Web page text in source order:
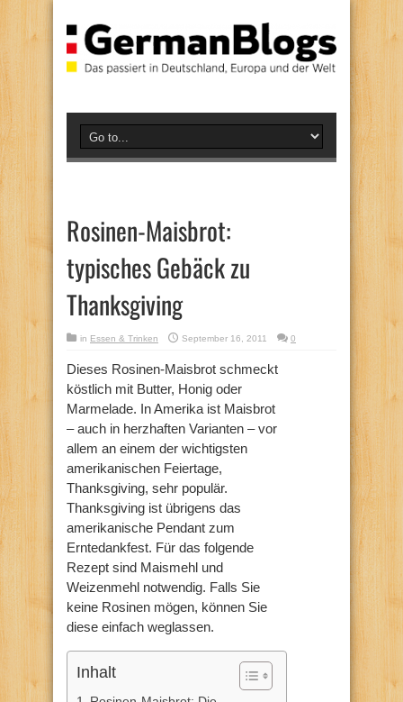
Rosinen-Maisbrot:
typisches Gebäck zu
Thanksgiving
in Essen & Trinken September 16, 2011 0
Dieses Rosinen-Maisbrot schmeckt
köstlich mit Butter, Honig oder
Marmelade. In Amerika ist Maisbrot
– auch in herzhaften Varianten – vor
allem an einem der wichtigsten
amerikanischen Feiertage,
Thanksgiving, sehr populär.
Thanksgiving ist übrigens das
amerikanische Pendant zum
Erntedankfest. Für das folgende
Rezept sind Maismehl und
Weizenmehl notwendig. Falls Sie
keine Rosinen mögen, können Sie
diese einfach weglassen.
Inhalt